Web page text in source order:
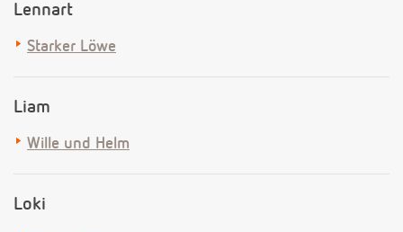
Lennart
Starker Löwe
Liam
Wille und Helm
Loki